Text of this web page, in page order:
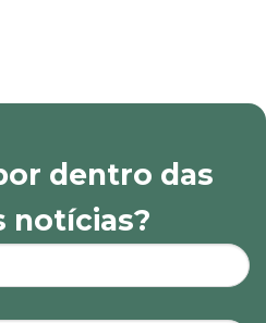
dentro das
notícias?